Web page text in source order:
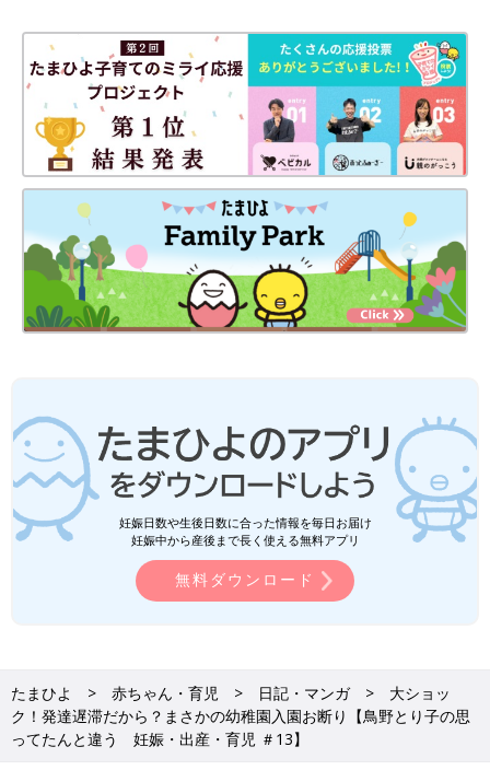
妊娠日数や生後日数に合った情報を毎日お届け
妊娠中から産後まで長く使える無料アプリ
無料ダウンロード
たまひよ 赤ちゃん・育児 日記・マンガ
大ショッ
ク！発達遅滞だから？まさかの幼稚園入園お断り【鳥野とり子の思
ってたんと違う 妊娠・出産・育児 ＃13】